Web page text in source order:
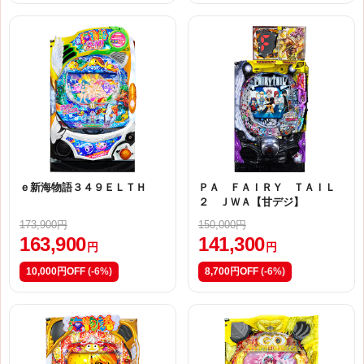
ｅ新海物語３４９ＥＬＴＨ
173,900円
163,900 円
10,000円OFF (-6%)
ＰＡ ＦＡＩＲＹ ＴＡＩＬ
２ ＪＷＡ【甘デジ】
150,000円
141,300 円
8,700円OFF (-6%)